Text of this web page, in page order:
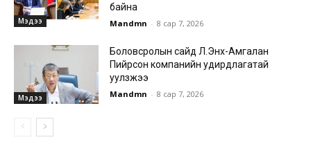
Мэдээ
байна
Mandmn - 8 сар 7, 2026
Мэдээ
Боловсролын сайд Л.Энх-Амгалан
Пийрсон компанийн удирдлагатай
уулзжээ
Mandmn - 8 сар 7, 2026